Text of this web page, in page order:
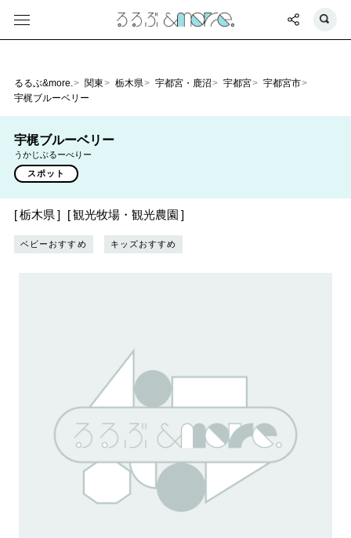
るるぶ&more. 関東 栃木県 宇都宮・鹿沼 宇都宮
宇都宮市
宇梶ブルーベリー
宇梶ブルーベリー
うかじぶるーべりー
スポット
栃木県 観光牧場・観光農園
ベビーおすすめ キッズおすすめ